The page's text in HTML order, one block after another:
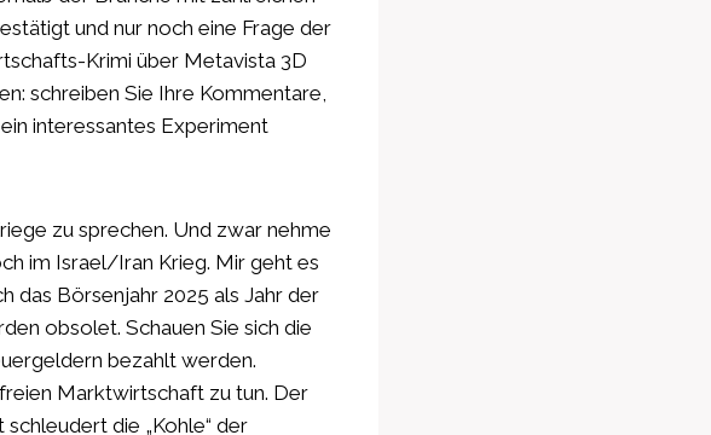
und nur noch eine Frage der
Krimi über Metavista 3D
schreiben Sie Ihre Kommentare,
interessantes Experiment
zu sprechen. Und zwar nehme
im Israel/Iran Krieg. Mir geht es
das Börsenjahr 2025 als Jahr der
obsolet. Schauen Sie sich die
bezahlt werden.
Marktwirtschaft zu tun. Der
die „Kohle“ der